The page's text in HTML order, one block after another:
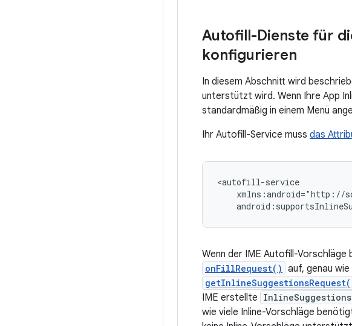
Autofill-Dienste für
konfigurieren
In diesem Abschnitt wird
unterstützt wird. Wenn Ihre App
standardmäßig in einem Menü
Ihr Autofill-Service muss das
Wenn der IME Autofill-
onFillRequest() auf, genau
IME erstellte
wie viele Inline-Vorschläge